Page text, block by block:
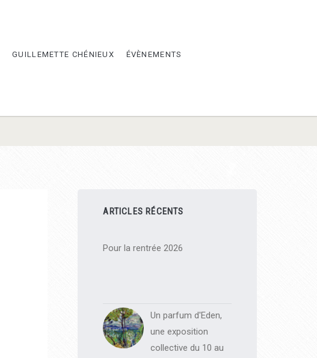
GUILLEMETTE CHÉNIEUX ÉVÈNEMENTS
Barre
principale
ARTICLES RÉCENTS
Pour la rentrée 2026
Un parfum d'Eden,
une exposition
collective du 10 au